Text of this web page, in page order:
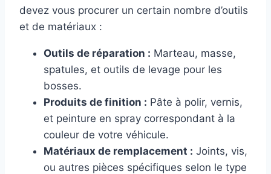
devez vous procurer un certain nombre d’outils
et de matériaux :
Outils de réparation : Marteau, masse,
spatules, et outils de levage pour les
bosses.
Produits de finition : Pâte à polir, vernis,
et peinture en spray correspondant à la
couleur de votre véhicule.
Matériaux de remplacement : Joints, vis,
ou autres pièces spécifiques selon le type